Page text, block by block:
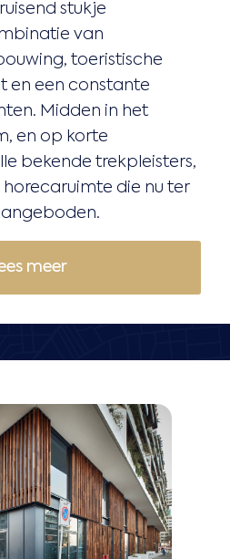
stukje
van
toeristische
en een constante
Midden in het
en op korte
bekende trekpleisters,
horecaruimte die nu ter
meer